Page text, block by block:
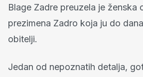
Blage Zadre preuzela je ženska
prezimena Zadro koja ju do
obitelji.
Jedan od nepoznatih detalja,